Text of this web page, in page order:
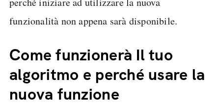
funzionalità non appena sarà disponibile.
Come funzionerà Il tuo
algoritmo e perché usare la
nuova funzione